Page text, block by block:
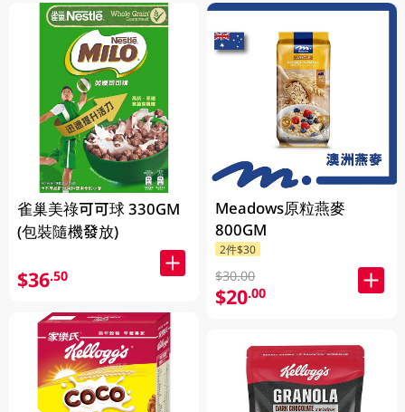
雀巢美祿可可球 330GM
(包裝隨機發放)
$36.50
Meadows原粒燕麥
800GM
2件$30
$30.00
$20.00